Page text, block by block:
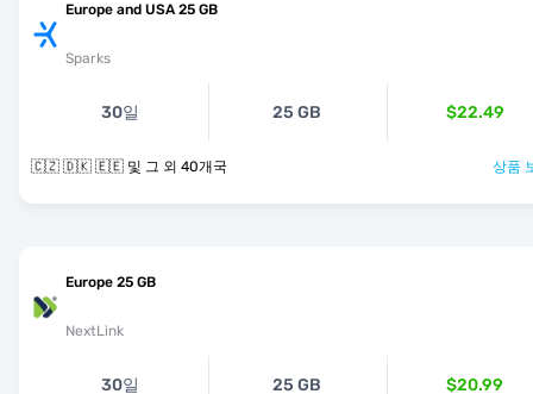
Europe and USA 25 GB
Sparks
30일 25 GB $22.49
🇨🇿 🇩🇰 🇪🇪 및 그 외 40개국 상품
Europe 25 GB
NextLink
30일 25 GB $20.99